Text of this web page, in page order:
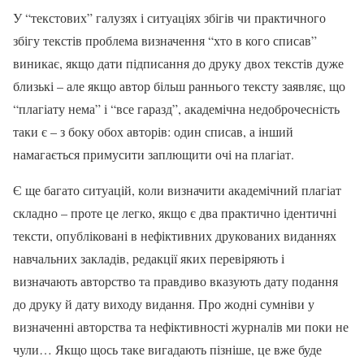
У “текстових” галузях і ситуаціях збігів чи практичного
збігу текстів проблема визначення “хто в кого списав”
виникає, якщо дати підписання до друку двох текстів дуже
близькі – але якщо автор більш раннього тексту заявляє, що
“плагіату нема” і “все гаразд”, академічна недоброчесність
таки є – з боку обох авторів: один списав, а інший
намагається примусити заплющити очі на плагіат.
Є ще багато ситуацій, коли визначити академічний плагіат
складно – проте це легко, якщо є два практично ідентичні
тексти, опубліковані в нефіктивних друкованих виданнях
навчальних закладів, редакції яких перевіряють і
визначають авторство та правдиво вказують дату подання
до друку й дату виходу видання. Про жодні сумніви у
визначенні авторства та нефіктивності журналів ми поки не
чули… Якщо щось таке вигадають пізніше, це вже буде